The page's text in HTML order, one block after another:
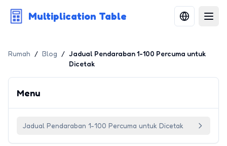
Multiplication Table
Rumah / Blog / Jadual Pendaraban 1-100 Percuma untuk
Dicetak
Menu
Jadual Pendaraban 1-100 Percuma untuk Dicetak